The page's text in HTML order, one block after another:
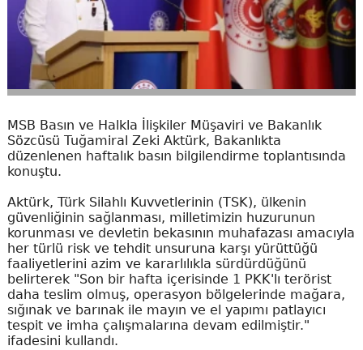
MSB Basın ve Halkla İlişkiler Müşaviri ve Bakanlık
Sözcüsü Tuğamiral Zeki Aktürk, Bakanlıkta
düzenlenen haftalık basın bilgilendirme toplantısında
konuştu.
Aktürk, Türk Silahlı Kuvvetlerinin (TSK), ülkenin
güvenliğinin sağlanması, milletimizin huzurunun
korunması ve devletin bekasının muhafazası amacıyla
her türlü risk ve tehdit unsuruna karşı yürüttüğü
faaliyetlerini azim ve kararlılıkla sürdürdüğünü
belirterek "Son bir hafta içerisinde 1 PKK'lı terörist
daha teslim olmuş, operasyon bölgelerinde mağara,
sığınak ve barınak ile mayın ve el yapımı patlayıcı
tespit ve imha çalışmalarına devam edilmiştir."
ifadesini kullandı.